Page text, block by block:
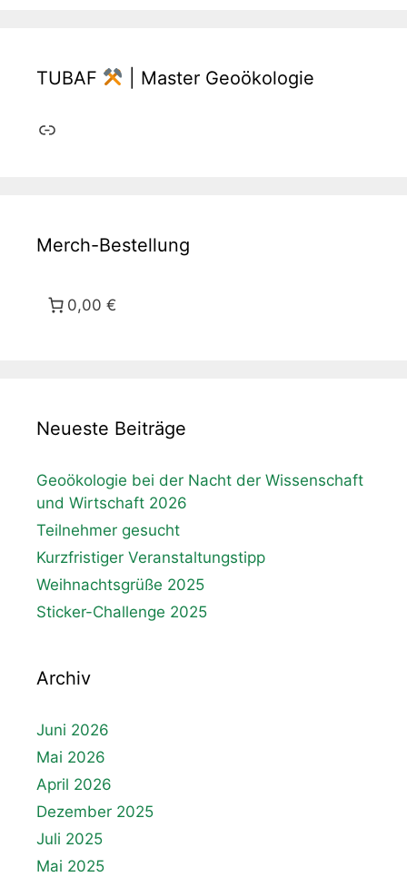
TUBAF | Master Geoökologie
Link
Merch-Bestellung
0,00 €
Neueste Beiträge
Geoökologie bei der Nacht der Wissenschaft
und Wirtschaft 2026
Teilnehmer gesucht
Kurzfristiger Veranstaltungstipp
Weihnachtsgrüße 2025
Sticker-Challenge 2025
Archiv
Juni 2026
Mai 2026
April 2026
Dezember 2025
Juli 2025
Mai 2025